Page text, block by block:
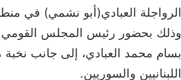
الرواجلة العبادي(أبو نشمي) في
وذلك بحضور رئيس المجلس القومي
بسام محمد العبادي، إلى جانب
اللبنانيين والسوريين.